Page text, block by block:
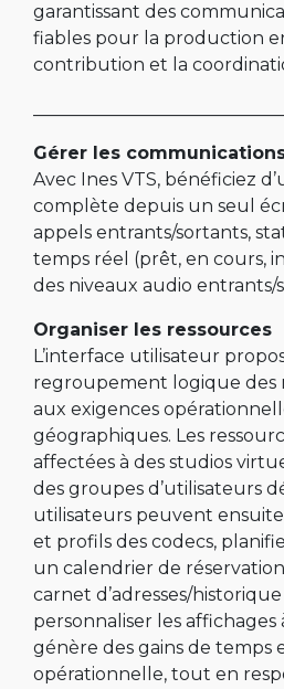
garantissant des
fiables pour la production
contribution et la
Gérer les
Avec Ines VTS, bénéficiez
complète depuis un seul
appels entrants/sortants,
temps réel (prêt, en cours,
des niveaux audio entrants/
Organiser les ressources
L’interface utilisateur
regroupement logique des
aux exigences
géographiques. Les
affectées à des studios
des groupes d’utilisateurs
utilisateurs peuvent
et profils des codecs,
un calendrier de
carnet d’adresses/
personnaliser les affichages
génère des gains de temps
opérationnelle, tout en